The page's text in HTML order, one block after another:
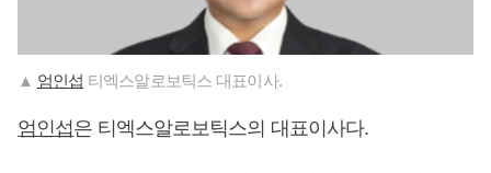
▲ 엄인섭 티엑스알로보틱스 대표이사.
엄인섭은 티엑스알로보틱스의 대표이사다.